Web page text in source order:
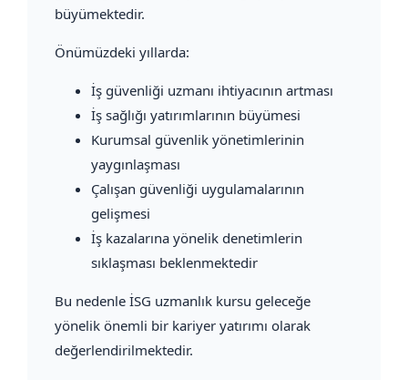
büyümektedir.
Önümüzdeki yıllarda:
İş güvenliği uzmanı ihtiyacının artması
İş sağlığı yatırımlarının büyümesi
Kurumsal güvenlik yönetimlerinin
yaygınlaşması
Çalışan güvenliği uygulamalarının
gelişmesi
İş kazalarına yönelik denetimlerin
sıklaşması beklenmektedir
Bu nedenle İSG uzmanlık kursu geleceğe
yönelik önemli bir kariyer yatırımı olarak
değerlendirilmektedir.